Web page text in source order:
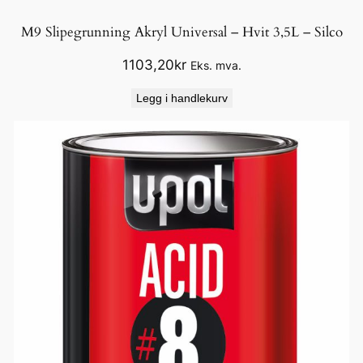
M9 Slipegrunning Akryl Universal – Hvit 3,5L – Silco
1103,20kr Eks. mva.
Legg i handlekurv